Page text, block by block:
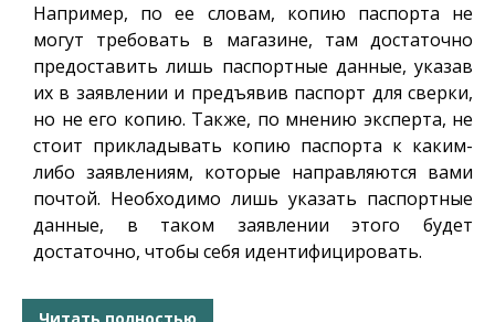
Например, по ее словам, копию паспорта не
могут требовать в магазине, там достаточно
предоставить лишь паспортные данные, указав
их в заявлении и предъявив паспорт для сверки,
но не его копию. Также, по мнению эксперта, не
стоит прикладывать копию паспорта к каким-
либо заявлениям, которые направляются вами
почтой. Необходимо лишь указать паспортные
данные, в таком заявлении этого будет
достаточно, чтобы себя идентифицировать.